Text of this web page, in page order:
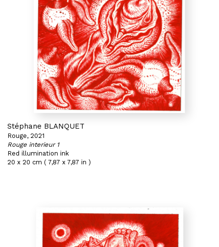
Stéphane BLANQUET
Rouge, 2021
Rouge interieur 1
Red illumination ink
20 x 20 cm ( 7,87 x 7,87 in )